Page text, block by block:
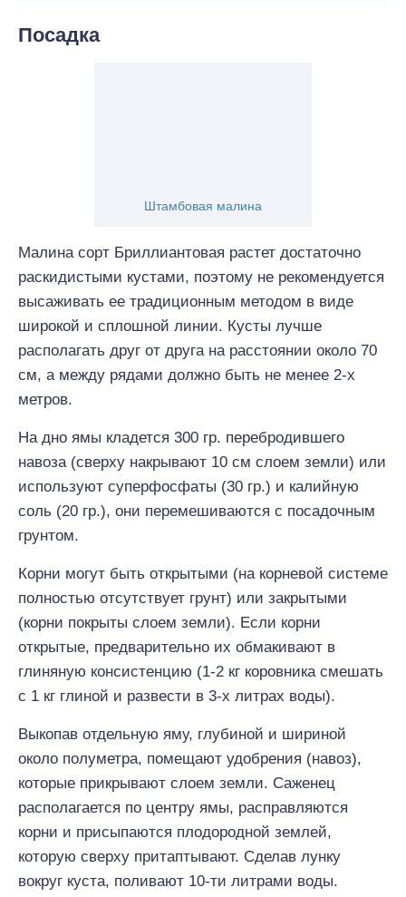
Посадка
Штамбовая малина
Малина сорт Бриллиантовая растет достаточно
раскидистыми кустами, поэтому не рекомендуется
высаживать ее традиционным методом в виде
широкой и сплошной линии. Кусты лучше
располагать друг от друга на расстоянии около 70
см, а между рядами должно быть не менее 2-х
метров.
На дно ямы кладется 300 гр. перебродившего
навоза (сверху накрывают 10 см слоем земли) или
используют суперфосфаты (30 гр.) и калийную
соль (20 гр.), они перемешиваются с посадочным
грунтом.
Корни могут быть открытыми (на корневой системе
полностью отсутствует грунт) или закрытыми
(корни покрыты слоем земли). Если корни
открытые, предварительно их обмакивают в
глиняную консистенцию (1-2 кг коровника смешать
с 1 кг глиной и развести в 3-х литрах воды).
Выкопав отдельную яму, глубиной и шириной
около полуметра, помещают удобрения (навоз),
которые прикрывают слоем земли. Саженец
располагается по центру ямы, расправляются
корни и присыпаются плодородной землей,
которую сверху притаптывают. Сделав лунку
вокруг куста, поливают 10-ти литрами воды.